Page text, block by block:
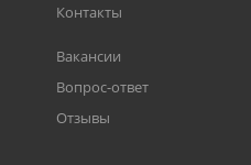
Контакты
Вакансии
Вопрос-ответ
Отзывы